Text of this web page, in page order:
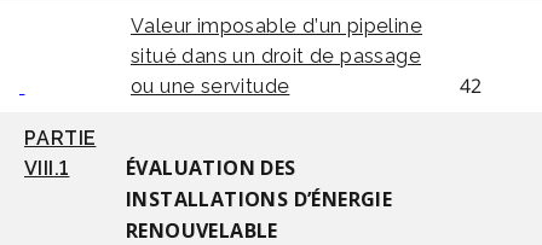
Valeur imposable d’un pipeline
situé dans un droit de passage
ou une servitude
42
PARTIE
VIII.1
ÉVALUATION DES
INSTALLATIONS D’ÉNERGIE
RENOUVELABLE